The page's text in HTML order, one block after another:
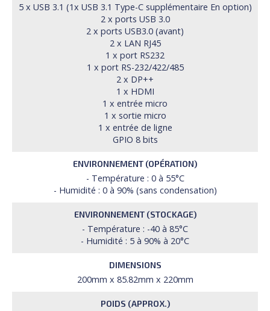
5 x USB 3.1 (1x USB 3.1 Type-C supplémentaire En option)
2 x ports USB 3.0
2 x ports USB3.0 (avant)
2 x LAN RJ45
1 x port RS232
1 x port RS-232/422/485
2 x DP++
1 x HDMI
1 x entrée micro
1 x sortie micro
1 x entrée de ligne
GPIO 8 bits
ENVIRONNEMENT (OPÉRATION)
- Température : 0 à 55°C
- Humidité : 0 à 90% (sans condensation)
ENVIRONNEMENT (STOCKAGE)
- Température : -40 à 85°C
- Humidité : 5 à 90% à 20°C
DIMENSIONS
200mm x 85.82mm x 220mm
POIDS (APPROX.)